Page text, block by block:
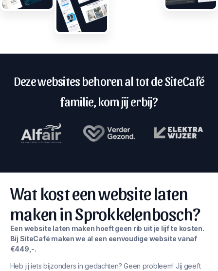
Deze websites behoren al tot de SiteCafé
familie, kom jij erbij?
Wat kost een website laten
maken in Sprokkelenbosch?
Een website laten maken hoeft geen rib uit je lijf te kosten.
Bij SiteCafé maken we al een eenvoudige website vanaf
€449,-.
Heb jij iets bijzonders in gedachten? Geen probleem! Jij geeft